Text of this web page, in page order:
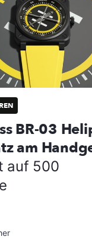
BR-03
am
auf 500